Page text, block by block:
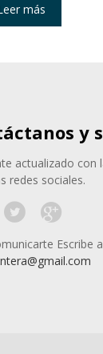
más
y
actualizado con
redes sociales.
Escribe